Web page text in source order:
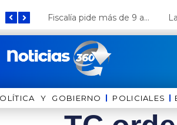
Fiscalía pide más de 9 años de cárcel para el diputado de oposición Harvey Colchado
Y GOBIERNO ⁠⁠POLICIALES